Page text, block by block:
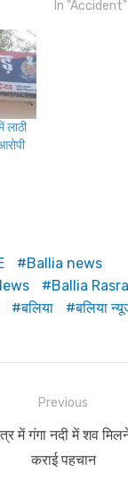
In "Accident"
लाठी
Ballia news
Ballia
बलिया बलिया
Previous
में गंगा नदी में शव
कराई पहचान